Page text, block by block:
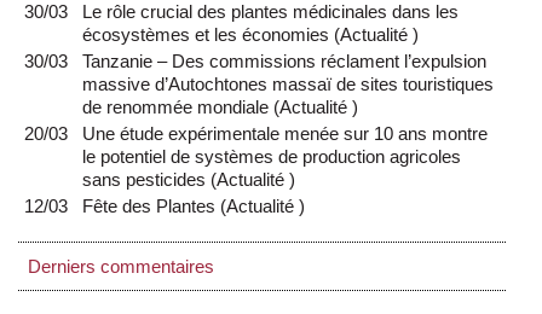
30/03
Le rôle crucial des plantes médicinales dans les
écosystèmes et les économies (Actualité)
30/03
Tanzanie – Des commissions réclament l’expulsion
massive d’Autochtones massaï de sites touristiques
de renommée mondiale (Actualité)
20/03
Une étude expérimentale menée sur 10 ans montre
le potentiel de systèmes de production agricoles
sans pesticides (Actualité)
12/03
Fête des Plantes (Actualité)
Derniers commentaires